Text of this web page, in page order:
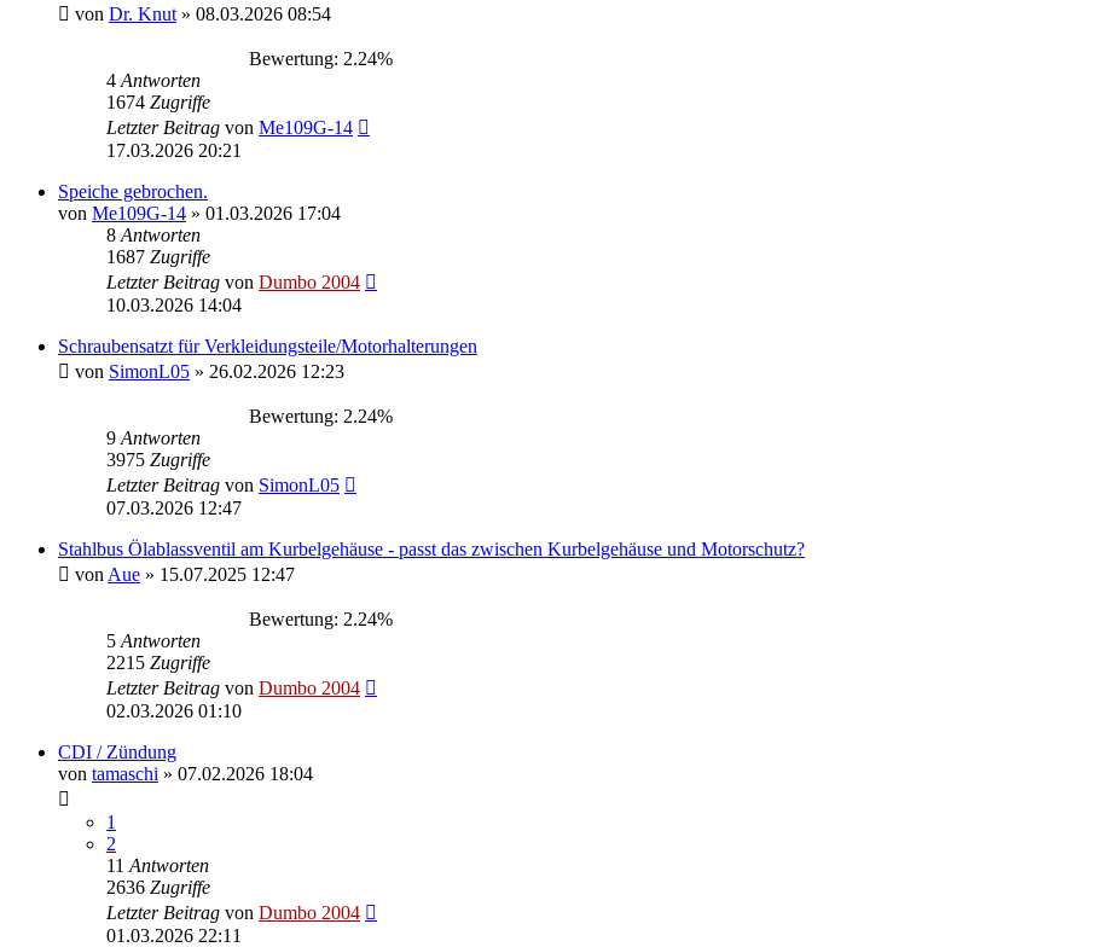
von Dr. Knut » 08.03.2026 08:54
Bewertung: 2.24%
4 Antworten
1674 Zugriffe
Letzter Beitrag von Me109G-14
17.03.2026 20:21
Speiche gebrochen.
von Me109G-14 » 01.03.2026 17:04
8 Antworten
1687 Zugriffe
Letzter Beitrag von Dumbo 2004
10.03.2026 14:04
Schraubensatzt für Verkleidungsteile/Motorhalterungen
von SimonL05 » 26.02.2026 12:23
Bewertung: 2.24%
9 Antworten
3975 Zugriffe
Letzter Beitrag von SimonL05
07.03.2026 12:47
Stahlbus Ölablassventil am Kurbelgehäuse - passt das zwischen Kurbelgehäuse und Motorschutz?
von Aue » 15.07.2025 12:47
Bewertung: 2.24%
5 Antworten
2215 Zugriffe
Letzter Beitrag von Dumbo 2004
02.03.2026 01:10
CDI / Zündung
von tamaschi » 07.02.2026 18:04
1
2
11 Antworten
2636 Zugriffe
Letzter Beitrag von Dumbo 2004
01.03.2026 22:11